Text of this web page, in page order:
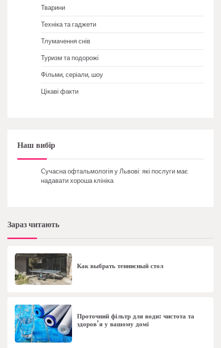
Тварини
Техніка та гаджети
Тлумачення снів
Туризм та подорожі
Фільми, серіали, шоу
Цікаві факти
Наш вибір
Сучасна офтальмологія у Львові: які послуги має
надавати хороша клініка
Зараз читають
Как выбрать теннисный стол
Проточний фільтр для води: чистота та
здоров’я у вашому домі